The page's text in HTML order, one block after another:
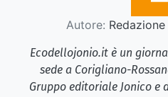
Autore:
Ecodellojonio.it è un
sede a Corigliano-
Gruppo editoriale Jonico e